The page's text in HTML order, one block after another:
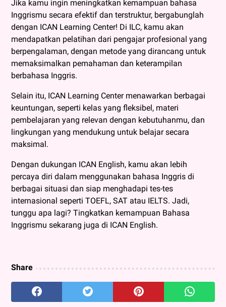
Jika kamu ingin meningkatkan kemampuan bahasa
Inggrismu secara efektif dan terstruktur, bergabunglah
dengan ICAN Learning Center! Di ILC, kamu akan
mendapatkan pelatihan dari pengajar profesional yang
berpengalaman, dengan metode yang dirancang untuk
memaksimalkan pemahaman dan keterampilan
berbahasa Inggris.
Selain itu, ICAN Learning Center menawarkan berbagai
keuntungan, seperti kelas yang fleksibel, materi
pembelajaran yang relevan dengan kebutuhanmu, dan
lingkungan yang mendukung untuk belajar secara
maksimal.
Dengan dukungan ICAN English, kamu akan lebih
percaya diri dalam menggunakan bahasa Inggris di
berbagai situasi dan siap menghadapi tes-tes
internasional seperti TOEFL, SAT atau IELTS. Jadi,
tunggu apa lagi? Tingkatkan kemampuan Bahasa
Inggrismu sekarang juga di ICAN English.
Share